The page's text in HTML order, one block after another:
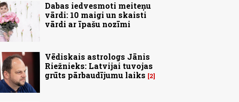
Dabas iedvesmoti meiteņu
vārdi: 10 maigi un skaisti
vārdi ar īpašu nozīmi
Vēdiskais astrologs Jānis
Riežnieks: Latvijai tuvojas
grūts pārbaudījumu laiks
2